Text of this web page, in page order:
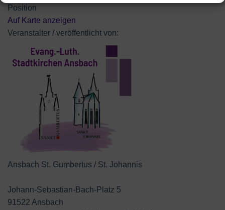
Position
Auf Karte anzeigen
Veranstalter / veröffentlicht von:
Ansbach St. Gumbertus / St. Johannis
Johann-Sebastian-Bach-Platz 5
91522 Ansbach